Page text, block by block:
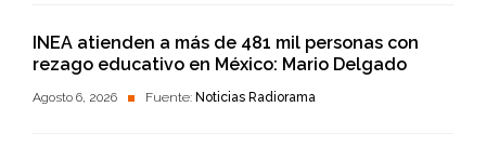
INEA atienden a más de 481 mil personas con
rezago educativo en México: Mario Delgado
Agosto 6, 2026 Fuente: Noticias Radiorama